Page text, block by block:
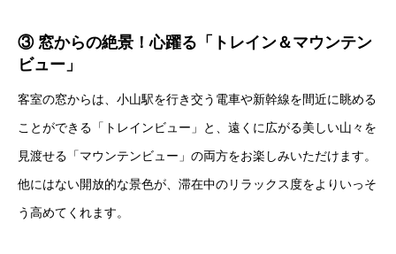
③ 窓からの絶景！心躍る「トレイン＆マウンテン
ビュー」
客室の窓からは、小山駅を行き交う電車や新幹線を間近に眺める
ことができる「トレインビュー」と、遠くに広がる美しい山々を
見渡せる「マウンテンビュー」の両方をお楽しみいただけます。
他にはない開放的な景色が、滞在中のリラックス度をよりいっそ
う高めてくれます。